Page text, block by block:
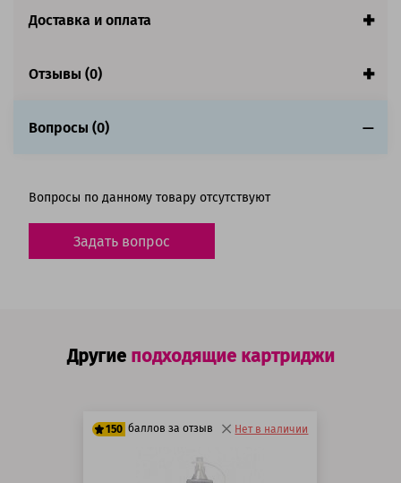
Доставка и оплата
Отзывы (0)
Вопросы (0)
Вопросы по данному товару отсутствуют
Задать вопрос
Другие подходящие картриджи
150 баллов за отзыв Нет в наличии